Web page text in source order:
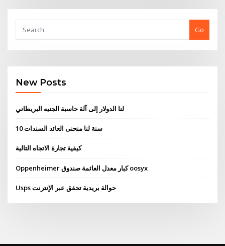
Go
New Posts
لنا الدولار إلى آلة حاسبة الجنيه البريطاني
10 سنة لنا منحنى العائد السندات
كيفية تجارة الاتجاه التالية
Oppenheimer كبار معدل العائمة صندوق oosyx
Usps حوالة بريدية تحقق عبر الإنترنت